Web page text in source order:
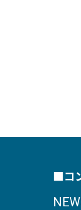
■コ